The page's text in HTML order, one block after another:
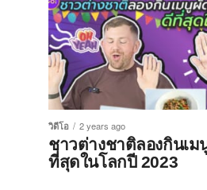
วิดีโอ 2 years ago
ชาวต่างชาติลองกินเม
ที่สุดในโลกปี 2023